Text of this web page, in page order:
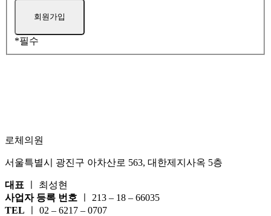
*필수
로체의원
서울특별시 광진구 아차산로 563, 대한제지사옥 5층
대표 ㅣ 최성현
사업자 등록 번호 ㅣ 213 – 18 – 66035
TEL ㅣ 02 – 6217 – 0707